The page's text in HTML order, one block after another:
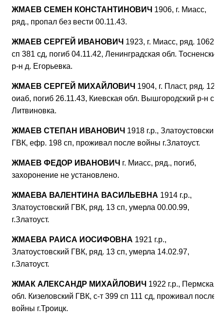
ЖМАЕВ СЕМЕН КОНСТАНТИНОВИЧ 1906, г. Миасс,
ряд., пропал без вести 00.11.43.
ЖМАЕВ СЕРГЕЙ ИВАНОВИЧ 1923, г. Миасс, ряд. 1062
сп 381 сд, погиб 04.11.42, Ленинградская обл.
р-н д. Егорьевка.
ЖМАЕВ СЕРГЕЙ МИХАЙЛОВИЧ 1904, г. Пласт, ряд. 12
оиаб, погиб 26.11.43, Киевская обл. Вышгородский р-н с.
Литвиновка.
ЖМАЕВ СТЕПАН ИВАНОВИЧ 1918 г.р., Златоустовский
ГВК, ефр. 198 сп, проживал после войны г.Златоуст.
ЖМАЕВ ФЕДОР ИВАНОВИЧ г. Миасс, ряд., погиб,
захоронение не установлено.
ЖМАЕВА ВАЛЕНТИНА ВАСИЛЬЕВНА 1914 г.р.,
Златоустовский ГВК, ряд. 13 сп, умерла 00.00.99,
г.Златоуст.
ЖМАЕВА РАИСА ИОСИФОВНА 1921 г.р.,
Златоустовский ГВК, ряд. 13 сп, умерла 14.02.97,
г.Златоуст.
ЖМАК АЛЕКСАНДР МИХАЙЛОВИЧ 1922 г.р., Пермская
обл. Кизеловский ГВК, с-т 399 сп 111 сд, проживал после
войны г.Троицк.